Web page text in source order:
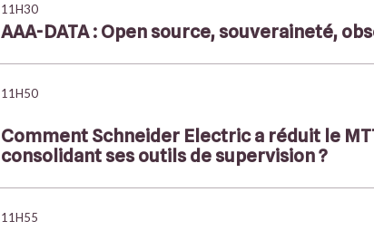
11H30
AAA-DATA : Open source, souveraineté,
11H50
Comment Schneider Electric a réduit le
consolidant ses outils de supervision ?
11H55